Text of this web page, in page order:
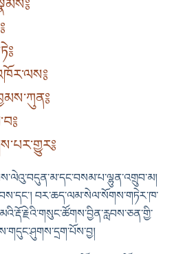
བར་ཆད་ལམ་སེལ་སོགས་གཏེར་ཁ་